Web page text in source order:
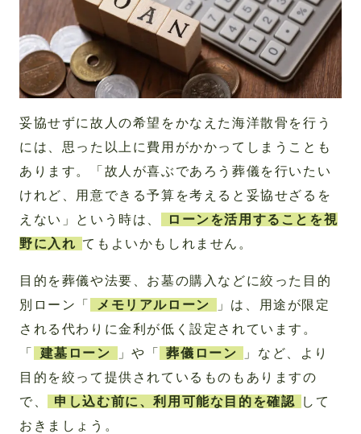
妥協せずに故人の希望をかなえた海洋散骨を行う
には、思った以上に費用がかかってしまうことも
あります。「故人が喜ぶであろう葬儀を行いたい
けれど、用意できる予算を考えると妥協せざるを
えない」という時は、
ローンを活用することを視
野に入れ てもよいかもしれません。
目的を葬儀や法要、お墓の購入などに絞った目的
別ローン「
メモリアルローン
」は、用途が限定
される代わりに金利が低く設定されています。
「
建墓ローン 」や「 葬儀ローン
」など、より
目的を絞って提供されているものもありますの
で、
申し込む前に、利用可能な目的を確認
して
おきましょう。